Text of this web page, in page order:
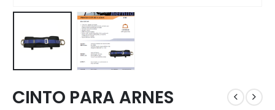
CINTO PARA ARNES